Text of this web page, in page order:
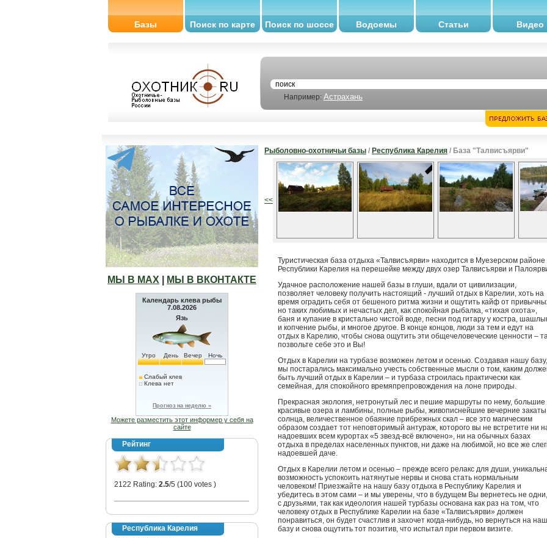
Базы Поиск по карте Поиск по шоссе Водоемы Статьи Видео
Например: Астрахань
МЫ В МАХ МЫ В ВКОНТАКТЕ
Календарь клева рыбы
7.08.2026
Язь
Утро День Вечер Ночь
Слабый клев
Клева нет
Прогноз на неделю »
Можете разместить этот информер у себя на
сайте
Рейтинг
2122 Rating: 2.5/5 (100 votes )
Республика Карелия
Рыболовно-охотничьи базы / Республика Карелия / База "Талвисъярви"
<<
Туристическая база отдыха «Талвисъярви» находится в Муезерском районе
Республики Карелия на перешейке между двух озер Талвисъярви и
Удачное расположение нашей базы в глуши, вдали от цивилизации,
позволяет человеку получить настоящий - лучший отдых в Карелии, хоть на
время оградить себя от бешеного ритма жизни и ощутить кайф от
но таких любимых и нечастых дел, как спокойная рыбалка, «тихая охота»,
баня и купание в кристально чистой воде, песни под гитару у костра,
и копчение рыбы, и многое другое. В конце концов, люди за тем и едут на
отдых в Карелию, чтобы снова ощутить эти общечеловеческие ценности –
позвольте себе это и Вы!
Отдых в Карелии на турбазе возможен летом и осенью. Создавая нашу базу,
мы постарались максимально учесть собственные мысли о том, каким
быть лучший отдых в Карелии – и турбаза строилась практически как
семейная, для спокойного времяпрепровождения на лоне природы.
Прекрасная экология, нетронутый лес и пешие маршруты по нему, большие
красивые озера и ламбины, полные рыбы, живописнейшие вечерние закаты
солнца, величественное обаяние прибрежных скал – все это магическим
образом создает тот неповторимый антураж, которого вы не встретите ни
надоевших всем курортах «5 звезд-всё включено», ни на обычных базах
отдыха в пределах населенных пунктов, ни даже на любимой, но все же
надоевшей даче.
Отдых в Карелии летом и осенью – прежде всего релакс для души,
возможность успокоить натянутые нервы и снова стать нормальным
человеком! Приезжайте на нашу базу отдыха в Республику Карелия и
убедитесь в этом сами – и мы уверены, что в будущем Вы вернетесь не
с друзьями, так как идеология нашей турбазы основана как раз на том, что
человеку отдых в Республике Карелии на базе «Талвисъярви» должен
понравиться, он будет счастлив и захочет когда-нибудь, но вернуться на
базу и снова ощутить тот позитив, что испытал при первом визите.